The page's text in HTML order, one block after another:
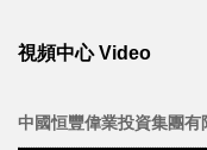
視頻中心 Video
中國恒豐偉業投資集團